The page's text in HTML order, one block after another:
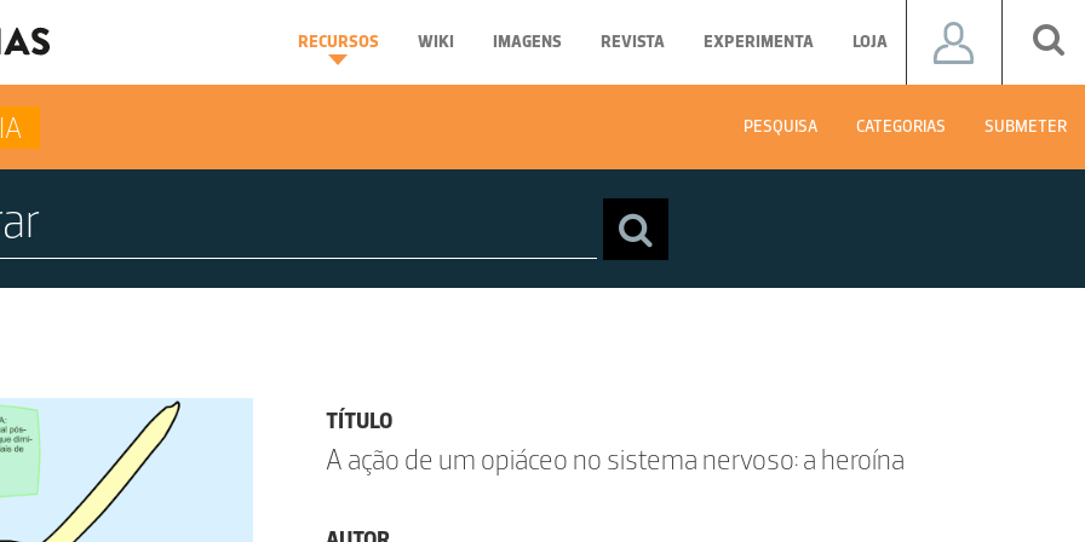
RECURSOS WIKI IMAGENS REVISTA EXPERIMENTA LOJA
PESQUISA CATEGORIAS SUBMETER
TÍTULO
A ação de um opiáceo no sistema nervoso: a heroína